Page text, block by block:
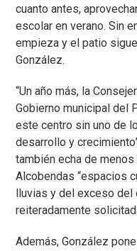
cuanto antes,
escolar en verano. Sin
empieza y el patio
González.
“Un año más, la
Gobierno municipal del
este centro sin uno de
desarrollo y
también echa de
Alcobendas “espacios
lluvias y del exceso del
reiteradamente
Además, González